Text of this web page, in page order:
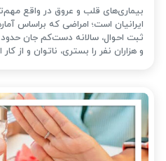
بیماری‌های قلب و عروق در واقع
ایرانیان است؛ امراضی که براساس
و هزاران نفر را بستری، ناتوان و از